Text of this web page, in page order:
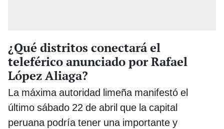
¿Qué distritos conectará el
teleférico anunciado por Rafael
López Aliaga?
La máxima autoridad limeña manifestó el
último sábado 22 de abril que la capital
peruana podría tener una importante y